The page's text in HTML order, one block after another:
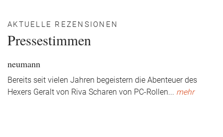
AKTUELLE REZENSIONEN
Pressestimmen
neumann
Bereits seit vielen Jahren begeistern die Abenteuer des
Hexers Geralt von Riva Scharen von PC-Rollen... mehr